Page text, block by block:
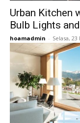
Urban Kitchen
Bulb Lights
hoamadmin - Selasa,